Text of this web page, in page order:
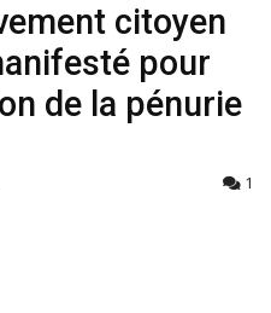
citoyen
pour
de la pénurie
1